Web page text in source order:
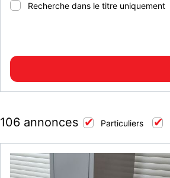
Recherche dans le titre uniquement
106 annonces Particuliers